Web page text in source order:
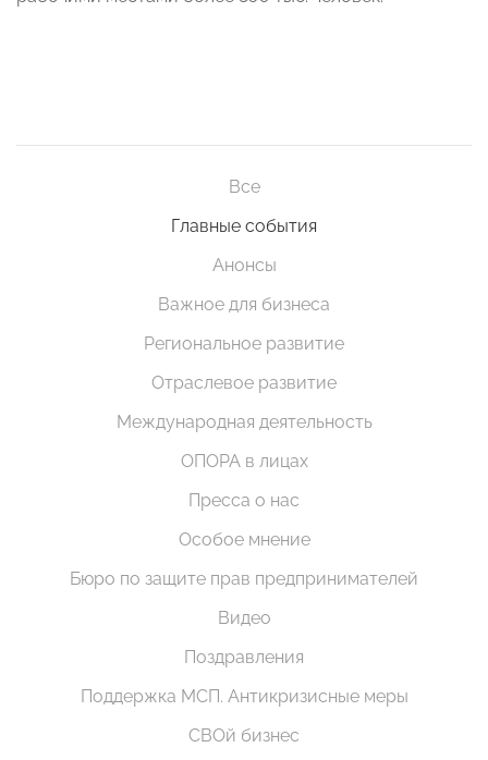
Все
Главные события
Анонсы
Важное для бизнеса
Региональное развитие
Отраслевое развитие
Международная деятельность
ОПОРА в лицах
Пресса о нас
Особое мнение
Бюро по защите прав предпринимателей
Видео
Поздравления
Поддержка МСП. Антикризисные меры
СВОй бизнес